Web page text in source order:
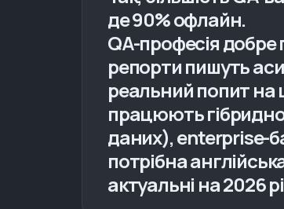
де 90% офлайн.
QA-професія добре
репорти пишуть
реальний попит на
працюють гібридно
даних), enterprise-
потрібна
актуальні на 2026